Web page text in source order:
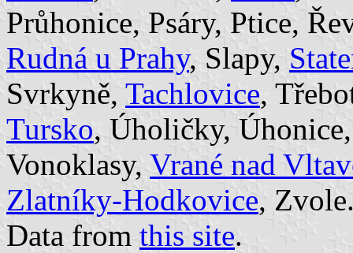
Průhonice, Psáry, Ptice,
Rudná u Prahy, Slapy,
Svrkyně, Tachlovice,
Tursko, Úholičky,
Vonoklasy, Vrané nad
Zlatníky-Hodkovice,
Data from this site.